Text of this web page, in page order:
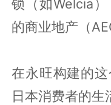
锁（如Welcia
的商业地产（
在永旺构建的
日本消费者的生